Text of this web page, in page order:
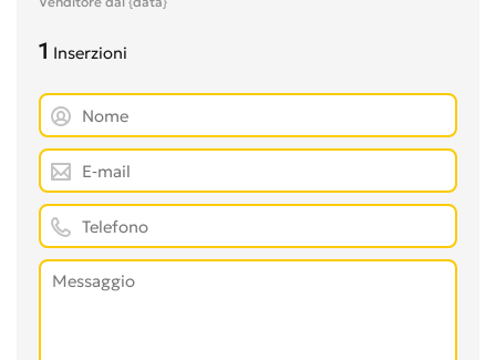
1 Inserzioni